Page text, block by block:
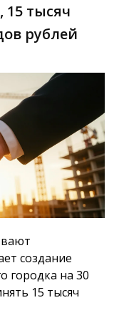
15 тысяч
рублей
создание
городка на 30
15 тысяч